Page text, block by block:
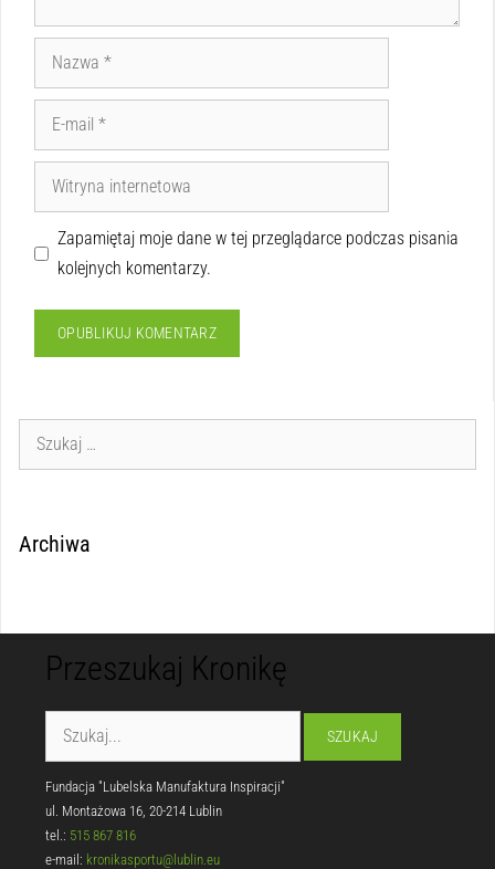
Zapamiętaj moje dane w tej przeglądarce podczas pisania
kolejnych komentarzy.
Archiwa
Przeszukaj Kronikę
Fundacja "Lubelska Manufaktura Inspiracji"
ul. Montażowa 16, 20-214 Lublin
tel.: 515 867 816
e-mail: kronikasportu@lublin.eu